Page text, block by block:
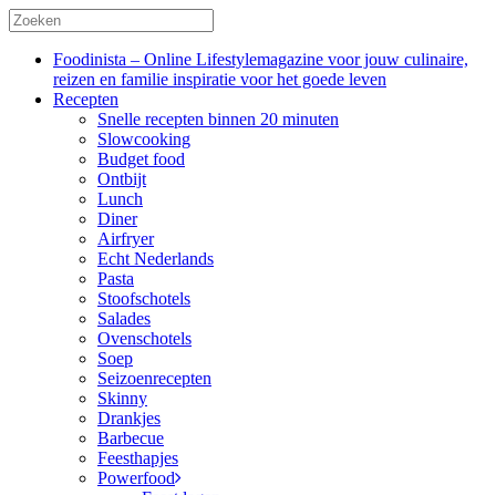
Foodinista – Online Lifestylemagazine voor jouw culinaire,
reizen en familie inspiratie voor het goede leven
Recepten
Snelle recepten binnen 20 minuten
Slowcooking
Budget food
Ontbijt
Lunch
Diner
Airfryer
Echt Nederlands
Pasta
Stoofschotels
Salades
Ovenschotels
Soep
Seizoenrecepten
Skinny
Drankjes
Barbecue
Feesthapjes
Powerfood